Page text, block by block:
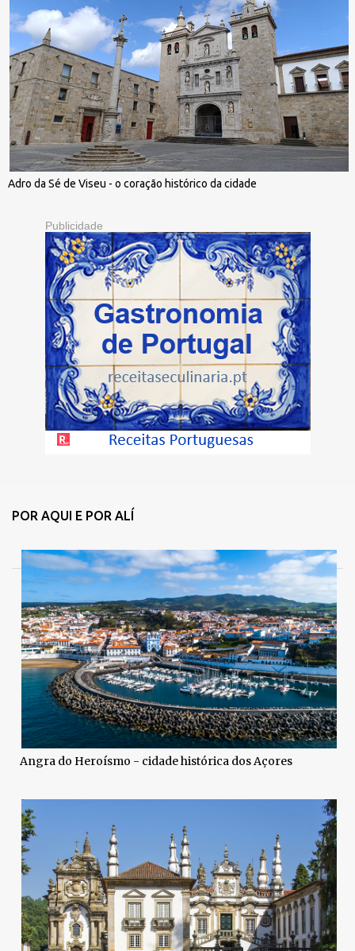
Adro da Sé de Viseu - o coração histórico da cidade
Publicidade
POR AQUI E POR ALÍ
Angra do Heroísmo - cidade histórica dos Açores